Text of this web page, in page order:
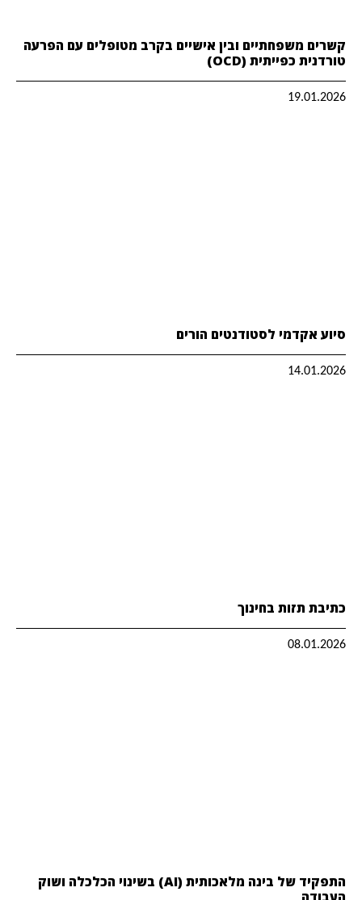
קשרים משפחתיים ובין אישיים בקרב מטופלים עם הפרעה
טורדנית כפייתית (OCD)
19.01.2026
סיוע אקדמי לסטודנטים הורים
14.01.2026
כתיבת תזות בחינוך
08.01.2026
התפקיד של בינה מלאכותית (AI) בשינוי הכלכלה ושוק